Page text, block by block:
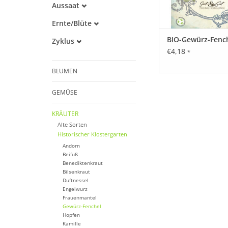
Warmkeimer
Lichtkeimer
Aussaat
März
April
Juli
Ernte/Blüte
Juli
September
Zyklus
BLUMEN
GEMÜSE
KRÄUTER
Alte Sorten
Historischer Klostergarten
Andorn
Beifuß
Benediktenkraut
Bilsenkraut
Duftnessel
Engelwurz
Frauenmantel
Gewürz-Fenchel
Hopfen
Kamille
BIO-Gewürz-
€4,18 *